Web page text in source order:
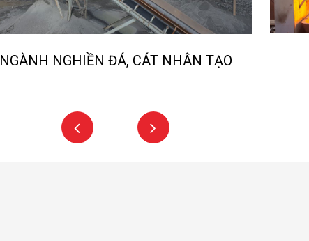
NGÀNH NGHIỀN ĐÁ, CÁT NHÂN TẠO